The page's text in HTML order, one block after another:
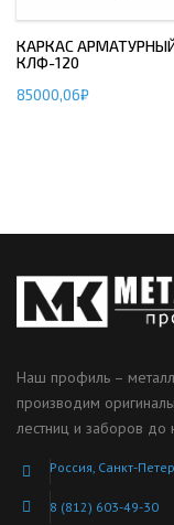
КАРКАС
КЛФ-120
85000,06₽
Наш профиль –
производим
лестниц и заборов до
Россия, Санкт-
8 (812) 603-49-30